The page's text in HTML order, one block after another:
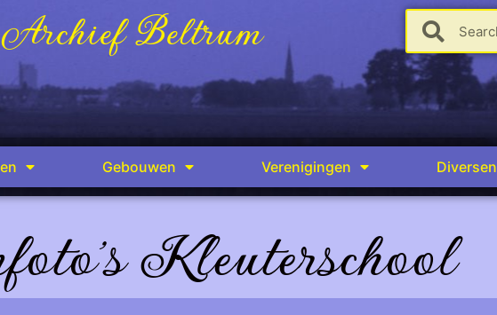
Beltrum
Gebouwen Verenigingen Diversen
Kleuterschool